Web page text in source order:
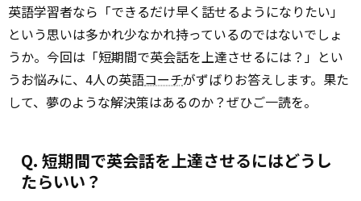
英語学習者なら「できるだけ早く話せるようになりたい」
という思いは多かれ少なかれ持っているのではないでしょ
うか。今回は「短期間で英会話を上達させるには？」とい
うお悩みに、4人の英語コーチがずばりお答えします。果た
して、夢のような解決策はあるのか？ぜひご一読を。
Q. 短期間で英会話を上達させるにはどうし
たらいい？